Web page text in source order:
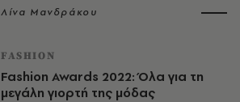
Λίνα Μανδράκου
FASHION
Fashion Awards 2022: Όλα για τη
μεγάλη γιορτή της μόδας